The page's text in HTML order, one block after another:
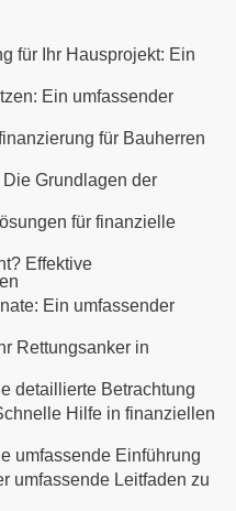
für Ihr Hausprojekt: Ein
Ein umfassender
für Bauherren
Grundlagen der
für finanzielle
Effektive
Ein umfassender
Rettungsanker in
detaillierte Betrachtung
Hilfe in finanziellen
umfassende Einführung
umfassende Leitfaden zu